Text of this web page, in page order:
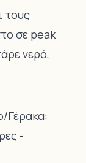
τους
σε peak
νερό,
Γέρακα:
-